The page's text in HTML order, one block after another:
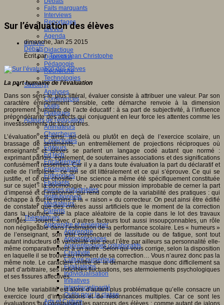
Faits marquants
Interviews
Reportages
Brèves
Agenda
Innover
Didactique
Dispositifs
Pédagogie
Recherche
Technologies
Savoir(s)
Analyses
Conférences
Outils
Pratiques
Acteurs de l'éducation
Animateurs
Chercheurs
Collectivités
Editeurs
EdTech
Encadrement
Enseignants
Entreprises
Etudiants
Filières industrielles
Institutionnels
Médiateurs
Parents
Thématiques
Apprendre et enseigner
Apprendre
Apprentissages
Apprentissages collaboratifs
Créativité
Culture numérique
Evaluations
Individualisation
Initiatives
Interdisciplinarité
Outils pour la classe
Arts et Culture
Sur l’évaluation des élèves
dimanche, Jan 25 2015
Débats
Écrit parTorres Jean Christophe
La part humaine de l’évaluation
Dans son sens le plus littéral, évaluer consiste à attribuer une valeur. Par son
caractère éminemment sensible, cette démarche renvoie à la dimension
proprement humaine de l’acte éducatif : à sa part de subjectivité, à l’influence
prépondérante des affects qui conjuguent en leur force les attentes comme les
investissements de tous ordres.
L’évaluation est ainsi, au-delà ou plutôt en deçà de l’exercice scolaire, un
brassage de sentiments, un entremêlement de projections réciproques où
enseignants et élèves se parlent un langage codé autant que normé :
exprimant parfois, également, de souterraines associations et des significations
confusément ressenties. Car il y a dans toute évaluation la part du déclaratif et
celle de l’implicite : ce qui se dit littéralement et ce qui s’éprouve. Ce qui se
justifie, et ce qui chosifie. Une science a même été spécifiquement constituée
sur ce sujet - la docimologie -, avec pour mission improbable de cerner la part
d’impensé et d’irrationnel qui rend compte de la variabilité des pratiques : qui
échappe à tout le moins à la « raison » du correcteur. On peut ainsi être édifié
de constater que des critères aussi artificiels que le moment de la correction
dans la journée, que la place aléatoire de la copie dans le lot des travaux
corrigés… Jouent, avec d’autres facteurs tout aussi insoupçonnables, un rôle
non négligeable dans l’estimation de la performance scolaire. Les « humeurs »
de l’enseignant, son état conjoncturel de lassitude ou de fatigue, sont tout
autant inducteurs de variabilité que peut l’être par ailleurs sa personnalité elle-
même comparativement à un autre. Selon qui vous corrige, selon la disposition
en laquelle il se trouve au moment de sa correction… Vous n’aurez donc pas la
même note. Le caractère chiffré de la démarche masque donc difficilement sa
part d’arbitraire, ses indicibles fluctuations, ses atermoiements psychologiques
et ses fissures affectives.
Une telle variabilité est alors d’autant plus problématique qu’elle consacre un
exercice lourd d’implications et de résonnances multiples. Car ce sont les
évaluations qui construisent les parcours des élèves : comme autant de jalons